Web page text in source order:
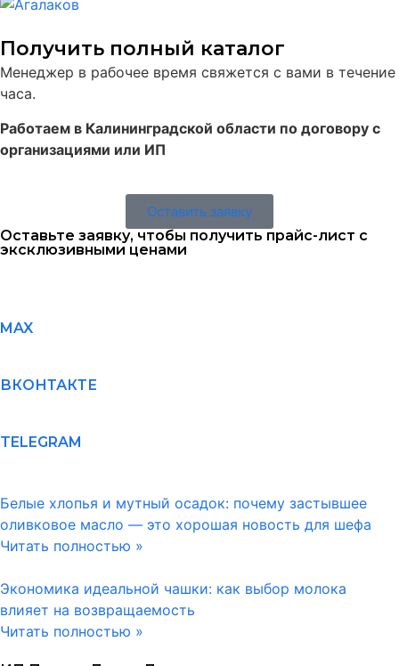
Получить полный каталог
Менеджер в рабочее время свяжется с вами в течение
часа.
Работаем в Калининградской области по договору с
организациями или ИП
Оставить заявку
Оставьте заявку, чтобы получить прайс-лист с
эксклюзивными ценами
MAX
ВКОНТАКТЕ
TELEGRAM
Белые хлопья и мутный осадок: почему застывшее
оливковое масло — это хорошая новость для шефа
Читать полностью »
Экономика идеальной чашки: как выбор молока
влияет на возвращаемость
Читать полностью »